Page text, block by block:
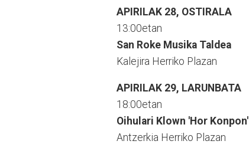
APIRILAK 28, OSTIRALA
13:00etan
San Roke Musika Taldea
Kalejira Herriko Plazan
APIRILAK 29, LARUNBATA
18:00etan
Oihulari Klown 'Hor Konpon'
Antzerkia Herriko Plazan